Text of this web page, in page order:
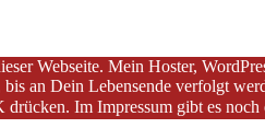
Webseite. Mein Hoster,
Dein Lebensende verfolgt
Im Impressum gibt es